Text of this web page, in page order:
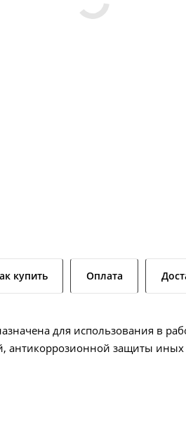
купить Оплата
для использования в
антикоррозионной защиты